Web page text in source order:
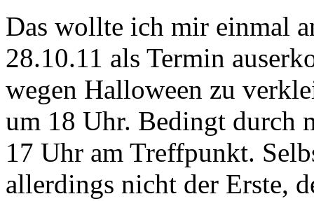
Das wollte ich mir einmal
28.10.11 als Termin
wegen Halloween zu
um 18 Uhr. Bedingt durch
17 Uhr am Treffpunkt.
allerdings nicht der Erste,